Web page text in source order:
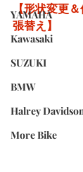
YAMAHA
Kawasaki
SUZUKI
BMW
Halrey
More Bike
【形状変更
張替え】